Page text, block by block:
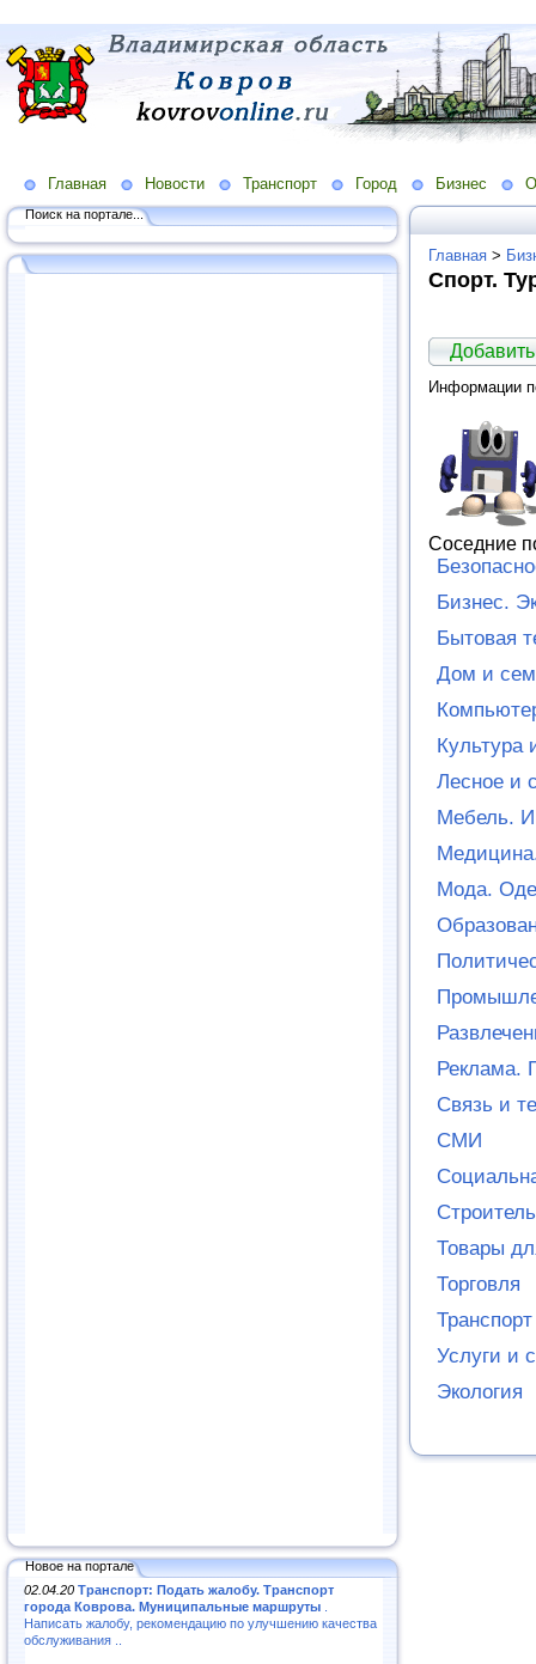
Главная Новости Транспорт Город Бизнес
Поиск на портале...
Новое на портале
02.04.20 Транспорт: Подать жалобу. Транспорт
города Коврова. Муниципальные маршруты
Написать жалобу, рекомендацию по улучшению качества
обслуживания ..
Главная >
Спорт.
Информации
Соседние
Бизнес.
Бытовая
Дом и
Культура
Лесное и
Мебель.
Мода.
Реклама.
Связь и
СМИ
Товары
Торговля
Услуги и
Экология